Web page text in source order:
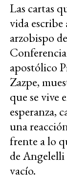
Las cartas
vida escribe
arzobispo
apostólico
Zazpe,
que se vive
esperanza,
una
frente a lo
de Angelelli
vacío.